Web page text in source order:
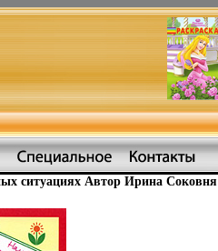
ситуациях Автор Ирина Соковня